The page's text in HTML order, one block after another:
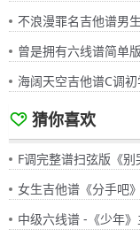
不浪漫罪名吉他谱男生版A-
曾是拥有六线谱简单版
海阔天空吉他谱C调初
猜你喜欢
F调完整谱扫弦版《别哭我
女生吉他谱《分手吧》C调六
中级六线谱 -《少年》